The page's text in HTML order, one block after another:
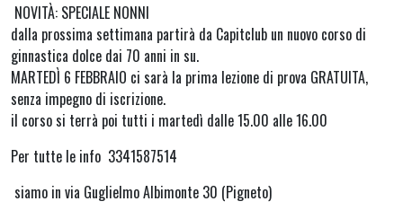
NOVITÀ: SPECIALE NONNI
dalla prossima settimana partirà da Capitclub un nuovo corso di
ginnastica dolce dai 70 anni in su.
MARTEDÌ 6 FEBBRAIO ci sarà la prima lezione di prova GRATUITA,
senza impegno di iscrizione.
il corso si terrà poi tutti i martedì dalle 15.00 alle 16.00
Per tutte le info 3341587514
siamo in via Guglielmo Albimonte 30 (Pigneto)